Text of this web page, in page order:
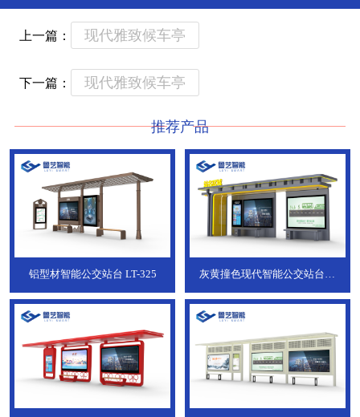
上一篇： 现代雅致候车亭
下一篇： 现代雅致候车亭
推荐产品
铝型材智能公交站台 LT-325
灰黄撞色现代智能公交站台，